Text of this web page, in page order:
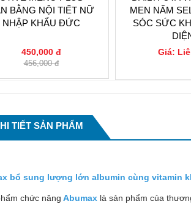
BẰNG NỘI TIẾT NỮ
NHẬP KHẨU ĐỨC
450,000 đ
456,000 đ
MEN NẤM
SÓC SỨC
Giá:
TIẾT SẢN PHẨM
bổ sung lượng lớn albumin cùng vitamin
chức năng Abumax là sản phẩm của